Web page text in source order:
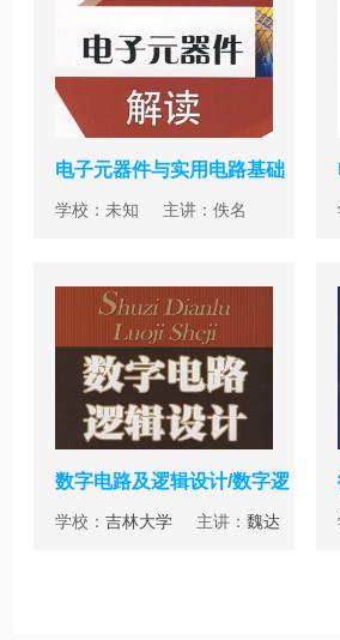
电子元器件与实用电路基础
学校：未知 主讲：佚名
数字电路及逻辑设计/数字逻
辑
学校： 吉林大学 主讲： 魏达